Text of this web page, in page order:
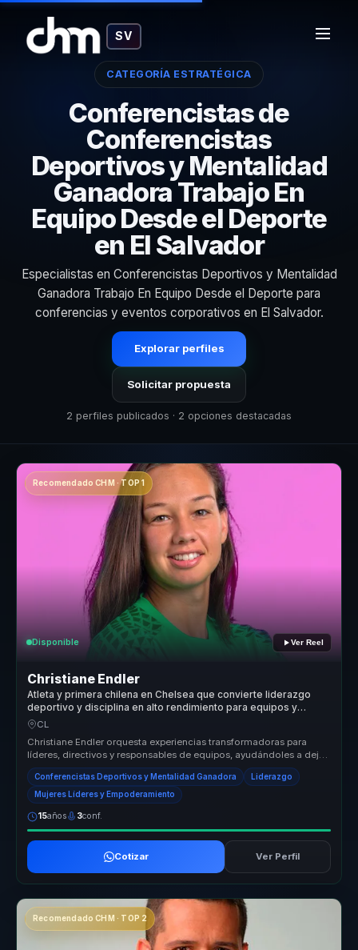
SV
CATEGORÍA ESTRATÉGICA
Conferencistas de
Conferencistas
Deportivos y Mentalidad
Ganadora Trabajo En
Equipo Desde el Deporte
en El Salvador
Especialistas en Conferencistas Deportivos y Mentalidad
Ganadora Trabajo En Equipo Desde el Deporte para
conferencias y eventos corporativos en El Salvador.
Explorar perfiles
Solicitar propuesta
2 perfiles publicados · 2 opciones destacadas
Recomendado CHM · TOP 1
Disponible Ver Reel
Christiane Endler
Atleta y primera chilena en Chelsea que convierte liderazgo
deportivo y disciplina en alto rendimiento para equipos y
empresas.
CL
Christiane Endler orquesta experiencias transformadoras para
líderes, directivos y responsables de equipos, ayudándoles a dejar
atrás la ...
Conferencistas Deportivos y Mentalidad Ganadora Liderazgo
Mujeres Líderes y Empoderamiento
15años 3conf.
Cotizar Ver Perfil
Recomendado CHM · TOP 2